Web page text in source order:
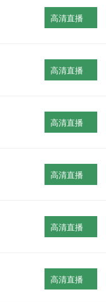
高清直播
高清直播
高清直播
高清直播
高清直播
高清直播